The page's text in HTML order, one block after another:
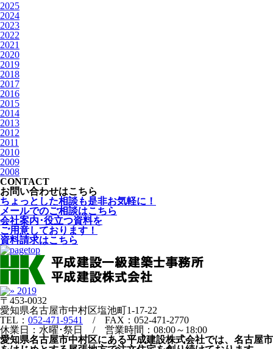
2025
2024
2023
2022
2021
2020
2019
2018
2017
2016
2015
2014
2013
2012
2011
2010
2009
2008
CONTACT
お問い合わせはこちら
ちょっとした相談も是非お気軽に！
メールでのご相談はこちら
会社案内･役立つ資料を
ご用意しております！
資料請求はこちら
〒453-0032
愛知県名古屋市中村区塩池町1-17-22
TEL： 052-471-9541
/ FAX：052-471-2770
休業日：水曜･祭日 / 営業時間：08:00～18:00
愛知県名古屋市中村区にある平成建設株式会社では、名古屋市